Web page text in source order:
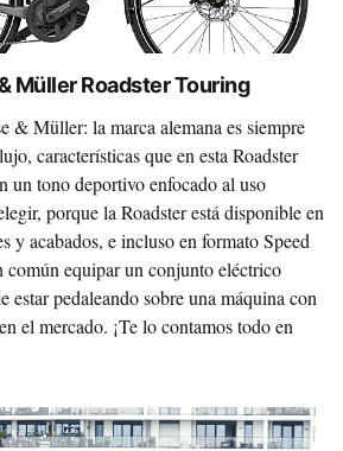
Müller Roadster Touring
& Müller: la marca alemana es siempre
características que en esta Roadster
un tono deportivo enfocado al uso
porque la Roadster está disponible en
y acabados, e incluso en formato Speed
común equipar un conjunto eléctrico
estar pedaleando sobre una máquina con
el mercado. ¡Te lo contamos todo en